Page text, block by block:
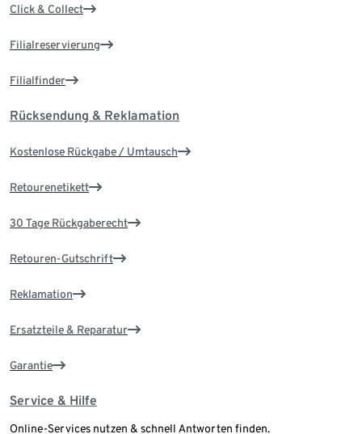
Click & Collect
Filialreservierung
Filialfinder
Rücksendung & Reklamation
Kostenlose Rückgabe / Umtausch
Retourenetikett
30 Tage Rückgaberecht
Retouren-Gutschrift
Reklamation
Ersatzteile & Reparatur
Garantie
Service & Hilfe
Online-Services nutzen & schnell Antworten finden.